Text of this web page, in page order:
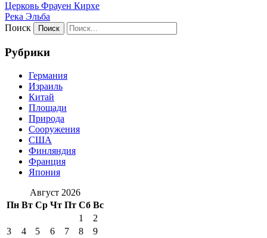
Церковь Фрауен Кирхе
Река Эльба
Поиск
Рубрики
Германия
Израиль
Китай
Площади
Природа
Сооружения
США
Финляндия
Франция
Япония
Август 2026
Пн Вт Ср Чт Пт Сб Вс
1
2
3
4 5 6 7 8
9